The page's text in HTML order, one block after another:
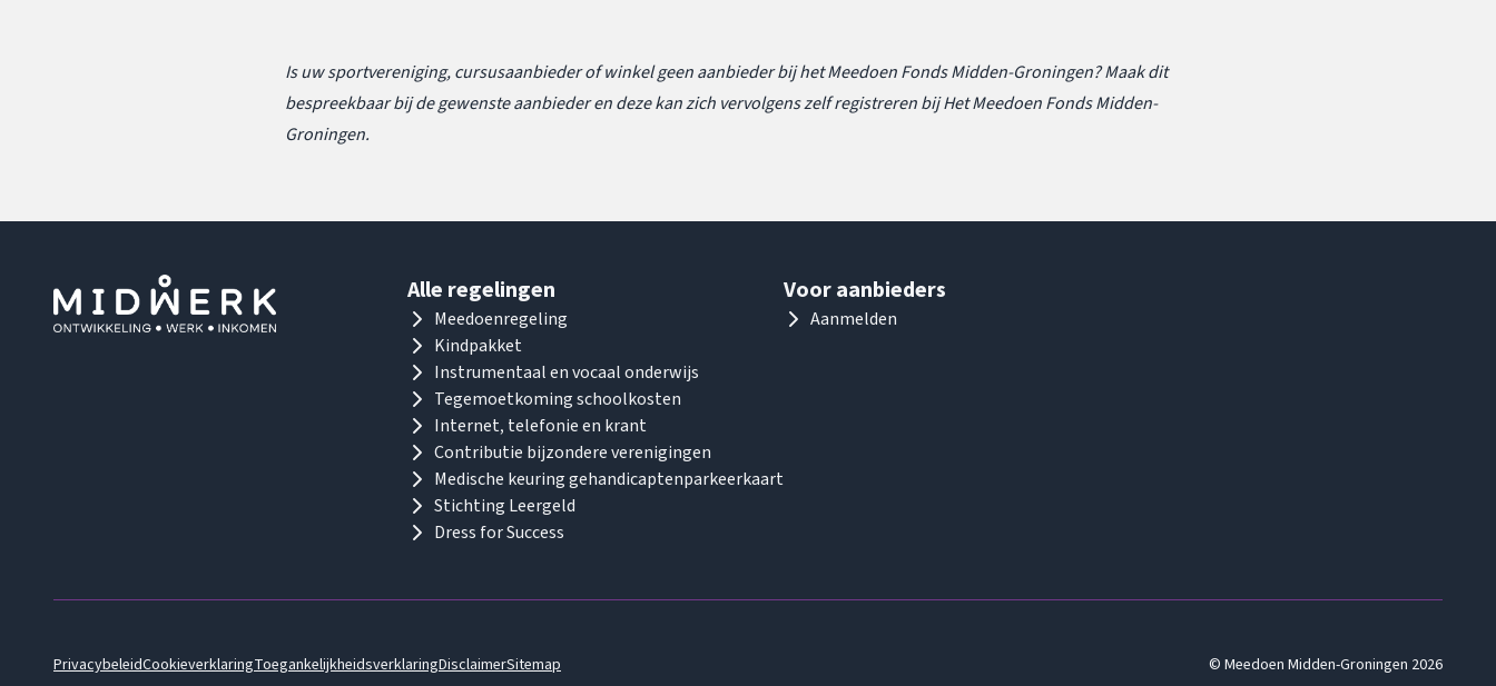
Is uw sportvereniging, cursusaanbieder of winkel geen aanbieder bij het Meedoen Fonds Midden-Groningen? Maak dit
bespreekbaar bij de gewenste aanbieder en deze kan zich vervolgens zelf registreren bij Het Meedoen Fonds Midden-
Groningen.
Alle regelingen
Meedoenregeling
Kindpakket
Instrumentaal en vocaal onderwijs
Tegemoetkoming schoolkosten
Internet, telefonie en krant
Contributie bijzondere verenigingen
Medische keuring gehandicaptenparkeerkaart
Stichting Leergeld
Dress for Success
Voor aanbieders
Aanmelden
PrivacybeleidCookieverklaringToegankelijkheidsverklaringDisclaimerSitemap © Meedoen Midden-Groningen 2026